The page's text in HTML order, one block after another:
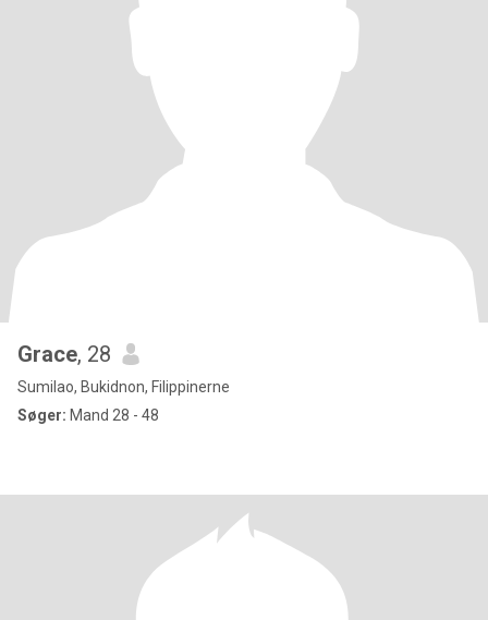
Grace, 28
Sumilao, Bukidnon, Filippinerne
Søger: Mand 28 - 48